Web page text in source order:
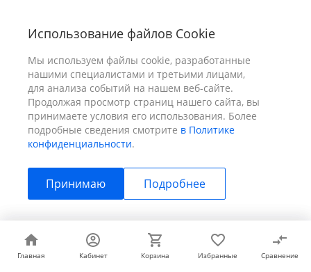
Использование файлов Cookie
Мы используем файлы cookie, разработанные
нашими специалистами и третьими лицами,
для анализа событий на нашем веб-сайте.
Продолжая просмотр страниц нашего сайта, вы
принимаете условия его использования. Более
подробные сведения смотрите в Политике
конфиденциальности.
Принимаю Подробнее
Главная Кабинет Корзина Избранные Сравнение
Главная Кабинет Корзина Избранные Сравнение
+7 (391) 298-00-11 Заказать звонок
г. Красноярск, пер. Телевизорный 9 "А" ООО "ПРИЗМ"
© 2026 ПРИЗМ, Все права защищены